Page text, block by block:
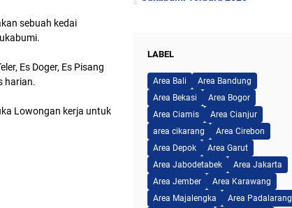
sebuah kedai
Es Doger, Es Pisang
harian.
Lowongan kerja untuk
LABEL
Area Bali
Area Bandung
Area Bekasi
Area Bogor
Area Ciamis
Area Cianjur
area cikarang
Area Cirebon
Area Depok
Area Garut
Area Jabodetabek
Area Jakarta
Area Jember
Area Karawang
Area Majalengka
Area Padalarang